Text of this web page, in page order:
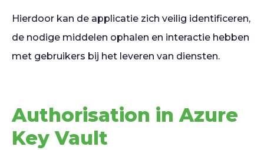
Hierdoor kan de applicatie zich veilig identificeren,
de nodige middelen ophalen en interactie hebben
met gebruikers bij het leveren van diensten.
Authorisation in Azure
Key Vault